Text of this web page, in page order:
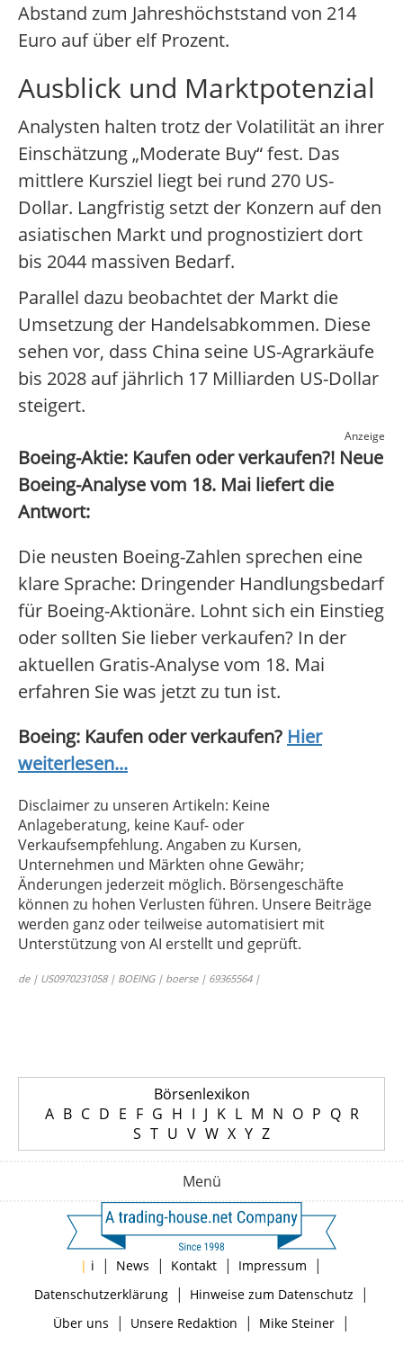
Abstand zum Jahreshöchststand von 214
Euro auf über elf Prozent.
Ausblick und Marktpotenzial
Analysten halten trotz der Volatilität an ihrer
Einschätzung „Moderate Buy“ fest. Das
mittlere Kursziel liegt bei rund 270 US-
Dollar. Langfristig setzt der Konzern auf den
asiatischen Markt und prognostiziert dort
bis 2044 massiven Bedarf.
Parallel dazu beobachtet der Markt die
Umsetzung der Handelsabkommen. Diese
sehen vor, dass China seine US-Agrarkäufe
bis 2028 auf jährlich 17 Milliarden US-Dollar
steigert.
Anzeige
Boeing-Aktie: Kaufen oder verkaufen?! Neue
Boeing-Analyse vom 18. Mai liefert die
Antwort:
Die neusten Boeing-Zahlen sprechen eine
klare Sprache: Dringender Handlungsbedarf
für Boeing-Aktionäre. Lohnt sich ein Einstieg
oder sollten Sie lieber verkaufen? In der
aktuellen Gratis-Analyse vom 18. Mai
erfahren Sie was jetzt zu tun ist.
Boeing: Kaufen oder verkaufen? Hier
weiterlesen...
Disclaimer zu unseren Artikeln: Keine
Anlageberatung, keine Kauf- oder
Verkaufsempfehlung. Angaben zu Kursen,
Unternehmen und Märkten ohne Gewähr;
Änderungen jederzeit möglich. Börsengeschäfte
können zu hohen Verlusten führen. Unsere Beiträge
werden ganz oder teilweise automatisiert mit
Unterstützung von AI erstellt und geprüft.
de | US0970231058 | BOEING | boerse | 69365564 |
Börsenlexikon
A B C D E F G H I J K L M N O P Q R
S T U V W X Y Z
Menü
| i | News | Kontakt | Impressum |
Datenschutzerklärung| Hinweise zum Datenschutz |
Über uns | Unsere Redaktion | Mike Steiner|